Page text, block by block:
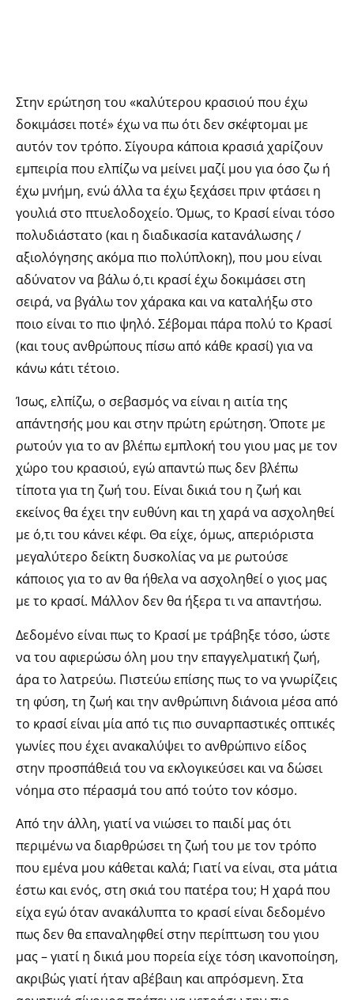
Στην ερώτηση του «καλύτερου κρασιού που έχω
δοκιμάσει ποτέ» έχω να πω ότι δεν σκέφτομαι με
αυτόν τον τρόπο. Σίγουρα κάποια κρασιά χαρίζουν
εμπειρία που ελπίζω να μείνει μαζί μου για όσο ζω ή
έχω μνήμη, ενώ άλλα τα έχω ξεχάσει πριν φτάσει η
γουλιά στο πτυελοδοχείο. Όμως, το Κρασί είναι τόσο
πολυδιάστατο (και η διαδικασία κατανάλωσης /
αξιολόγησης ακόμα πιο πολύπλοκη), που μου είναι
αδύνατον να βάλω ό,τι κρασί έχω δοκιμάσει στη
σειρά, να βγάλω τον χάρακα και να καταλήξω στο
ποιο είναι το πιο ψηλό. Σέβομαι πάρα πολύ το Κρασί
(και τους ανθρώπους πίσω από κάθε κρασί) για να
κάνω κάτι τέτοιο.
Ίσως, ελπίζω, ο σεβασμός να είναι η αιτία της
απάντησής μου και στην πρώτη ερώτηση. Όποτε με
ρωτούν για το αν βλέπω εμπλοκή του γιου μας με τον
χώρο του κρασιού, εγώ απαντώ πως δεν βλέπω
τίποτα για τη ζωή του. Είναι δικιά του η ζωή και
εκείνος θα έχει την ευθύνη και τη χαρά να ασχοληθεί
με ό,τι του κάνει κέφι. Θα είχε, όμως, απεριόριστα
μεγαλύτερο δείκτη δυσκολίας να με ρωτούσε
κάποιος για το αν θα ήθελα να ασχοληθεί ο γιος μας
με το κρασί. Μάλλον δεν θα ήξερα τι να απαντήσω.
Δεδομένο είναι πως το Κρασίμε τράβηξε τόσο, ώστε
να του αφιερώσω όλη μου την επαγγελματική ζωή,
άρα το λατρεύω. Πιστεύω επίσης πως το να γνωρίζεις
τη φύση, τη ζωή και την ανθρώπινη διάνοια μέσα από
το κρασί είναι μία από τις πιο συναρπαστικές οπτικές
γωνίες που έχει ανακαλύψει το ανθρώπινο είδος
στην προσπάθειά του να εκλογικεύσει και να δώσει
νόημα στο πέρασμά του από τούτο τον κόσμο.
Από την άλλη, γιατί να νιώσει το παιδί μας ότι
περιμένω να διαρθρώσει τη ζωή του με τον τρόπο
που εμένα μου κάθεται καλά; Γιατί να είναι, στα μάτια
έστω και ενός, στη σκιά του πατέρα του; Η χαρά που
είχα εγώ όταν ανακάλυπτα το κρασί είναι δεδομένο
πως δεν θα επαναληφθεί στην περίπτωση του γιου
μας – γιατί η δικιά μου πορεία είχε τόση ικανοποίηση,
ακριβώς γιατί ήταν αβέβαιη και απρόσμενη. Στα